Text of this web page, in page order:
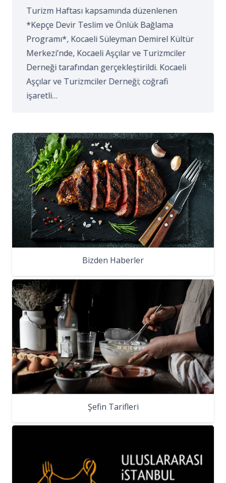
Turizm Haftası kapsamında düzenlenen
*Kepçe Devir Teslim ve Önlük Bağlama
Programı*, Kocaeli Süleyman Demirel Kültür
Merkezi’nde, Kocaeli Aşçılar ve Turizmciler
Derneği tarafından gerçekleştirildi. Kocaeli
Aşçılar ve Turizmciler Derneği; coğrafi
işaretli…
Bizden Haberler
Şefin Tarifleri